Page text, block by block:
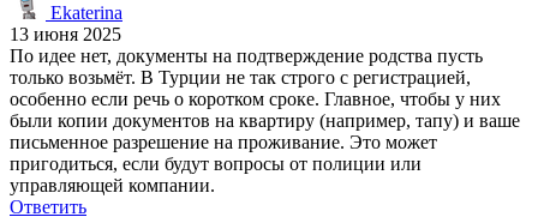
Ekaterina
13 июня 2025
По идее нет, документы на подтверждение родства пусть
только возьмёт. В Турции не так строго с регистрацией,
особенно если речь о коротком сроке. Главное, чтобы у них
были копии документов на квартиру (например, тапу) и ваше
письменное разрешение на проживание. Это может
пригодиться, если будут вопросы от полиции или
управляющей компании.
Ответить